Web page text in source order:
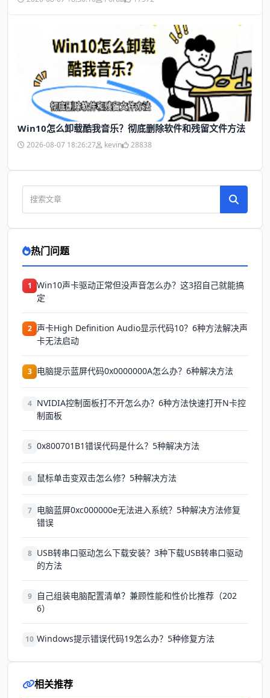
Win10怎么卸载酷我音乐？彻底删除软件和残留文件方法
2026-08-07 18:26:27 kevin 28838
热门问题
1 Win10声卡驱动正常但没声音怎么办？这3招自己就能搞
定
2 声卡High Definition Audio显示代码10？6种方法解决声
卡无法启动
3 电脑提示蓝屏代码0x0000000A怎么办？6种解决方法
4 NVIDIA控制面板打不开怎么办？6种方法快速打开N卡控
制面板
5 0x800701B1错误代码是什么？5种解决方法
6 鼠标单击变双击怎么修？5种解决方法
7 电脑蓝屏0xc000000e无法进入系统？5种解决方法修复
错误
8 USB转串口驱动怎么下载安装？3种下载USB转串口驱动
的方法
9
自己组装电脑配置清单？兼顾性能和性价比推荐（202
6）
10 Windows提示错误代码19怎么办？5种修复方法
相关推荐